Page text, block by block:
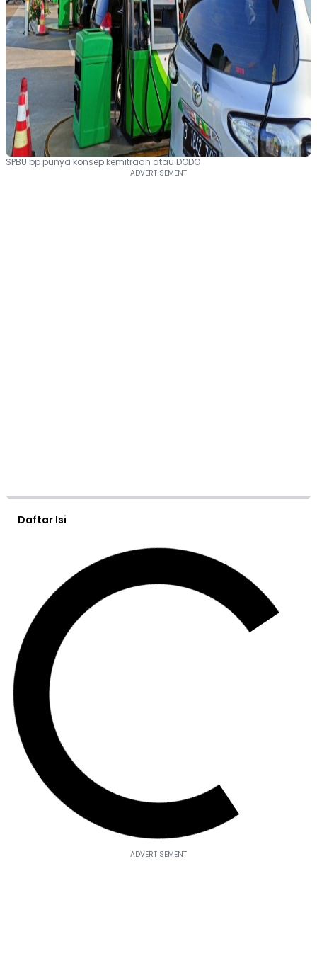
SPBU bp punya konsep kemitraan atau DODO
Daftar Isi